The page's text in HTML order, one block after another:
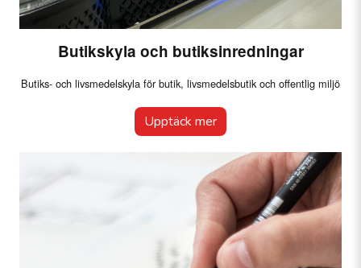
Butikskyla och butiksinredningar
Butiks- och livsmedelskyla för butik, livsmedelsbutik och offentlig miljö
Upptäck mer